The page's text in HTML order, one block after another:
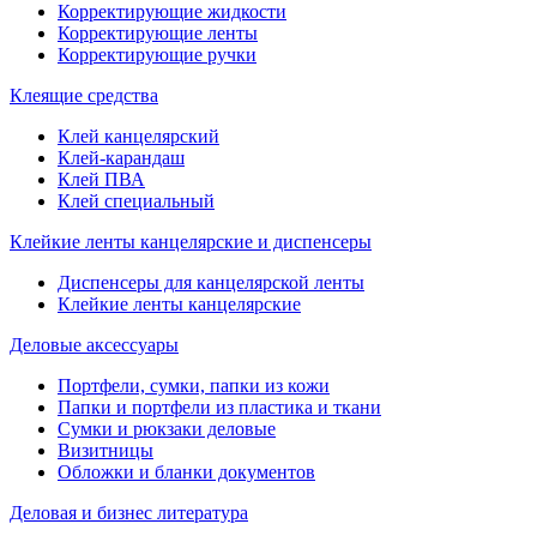
Корректирующие жидкости
Корректирующие ленты
Корректирующие ручки
Клеящие средства
Клей канцелярский
Клей-карандаш
Клей ПВА
Клей специальный
Клейкие ленты канцелярские и диспенсеры
Диспенсеры для канцелярской ленты
Клейкие ленты канцелярские
Деловые аксессуары
Портфели, сумки, папки из кожи
Папки и портфели из пластика и ткани
Сумки и рюкзаки деловые
Визитницы
Обложки и бланки документов
Деловая и бизнес литература